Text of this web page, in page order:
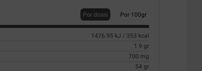
Por dosis Por 100gr
1476.95 kJ / 353 kcal
1.9 gr
700 mg
54 gr